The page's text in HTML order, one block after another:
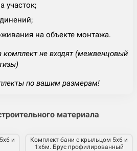
участок;
на объекте монтажа.
комплект не входят (межвенцовый
по вашим размерам!
материала
и
Комплект бани с крыльцом 5х6 и
1х6м. Брус профилированный